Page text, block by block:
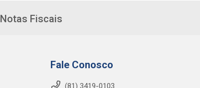
Notas Fiscais
Fale Conosco
(81) 3419-0103